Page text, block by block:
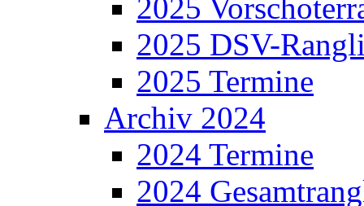
2025
2025 DSV-
2025 Termine
Archiv 2024
2024 Termine
2024